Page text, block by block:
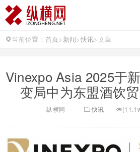
当前位置： 首页> 新闻>快讯>文章
Vinexpo Asia 2025于
变局中为东盟酒饮
纵横网 快讯